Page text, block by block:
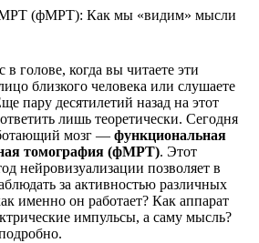
в голове, когда вы читаете эти
близкого человека или слушаете
пару десятилетий назад на этот
лишь теоретически. Сегодня
мозг — функциональная
томография (фМРТ). Этот
нейровизуализации позволяет в
за активностью различных
именно он работает? Как аппарат
импульсы, а саму мысль?